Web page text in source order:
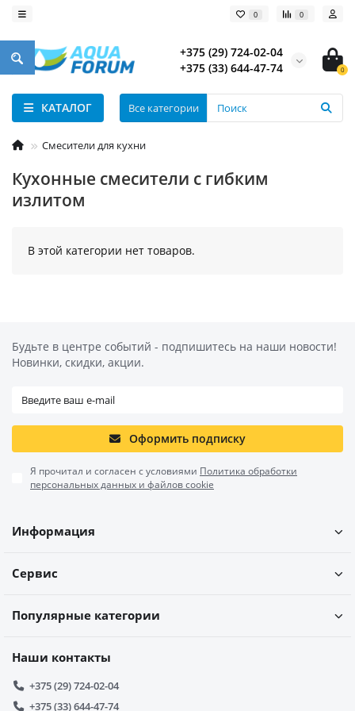
0 0
+375 (29) 724-02-04
+375 (33) 644-47-74
0
КАТАЛОГ Все категории
Смесители для кухни
Кухонные смесители с гибким
излитом
В этой категории нет товаров.
Будьте в центре событий - подпишитесь на наши новости!
Новинки, скидки, акции.
Оформить подписку
Я прочитал и согласен с условиями Политика обработки
персональных данных и файлов cookie
Информация
Сервис
Популярные категории
Наши контакты
+375 (29) 724-02-04
+375 (33) 644-47-74